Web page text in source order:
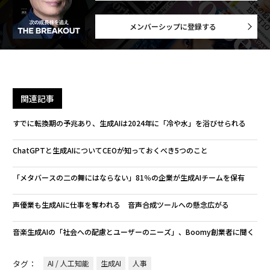
メンバーシップに登録する
関連記事
すでに転換期の予兆あり、生成AIは2024年に「冷や水」を浴びせられる
ChatGPTと生成AIについてCEOが知っておくべき5つのこと
「メタバースの二の舞にはならない」81％の企業が生成AIチームを保有
声優業も生成AIに仕事を奪われる 音声合成ツールへの懸念広がる
音楽生成AIの「社会への配慮とユーザーのニーズ」、Boomy創業者に聞く
タグ： AI / 人工知能 生成AI 人事